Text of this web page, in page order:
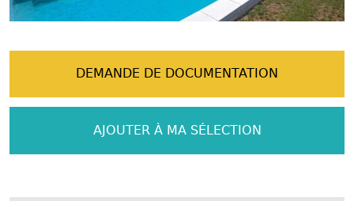
DEMANDE DE DOCUMENTATION
AJOUTER À MA SÉLECTION